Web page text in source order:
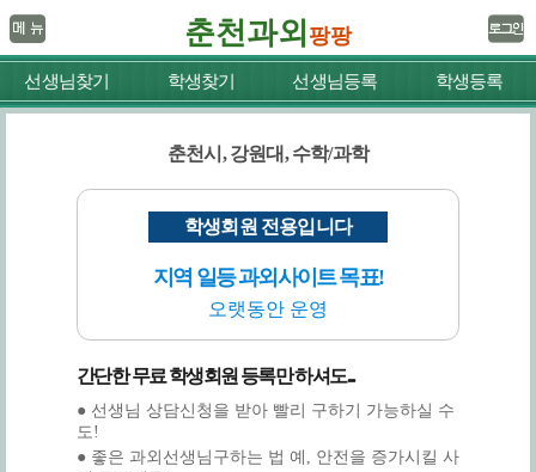
춘천과외 팡팡
선생님찾기 학생찾기 선생님등록 학생등록
춘천시, 강원대, 수학/과학
학생회원 전용입니다
지역 일등 과외사이트 목표!
오랫동안 운영
간단한 무료 학생회원 등록만 하셔도...
● 선생님 상담신청을 받아 빨리 구하기 가능하실 수
도!
● 좋은 과외선생님구하는 법 예, 안전을 증가시킬 사